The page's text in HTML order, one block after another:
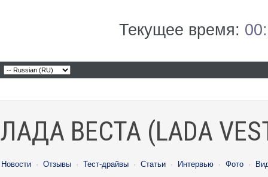
Текущее время:
ЛАДА ВЕСТА (LADA
Новости · Отзывы · Тест-драйвы · Статьи · Интервью · Фото ·